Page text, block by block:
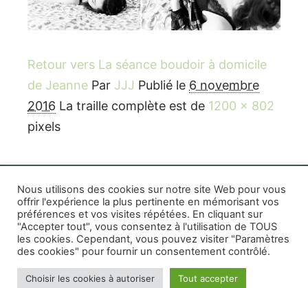
Retour vers La séance boudoir à domicile
de Jeanne Par JJJ Publié le 6 novembre
2016 La traille complète est de 1200 × 802
pixels
Rife WordPress Theme|Photographe boudoir et
photo thérapeutique Montréal Lille Avignon
Photographe mariage et famille Montréal|
Photographe commercial Montréal
Mentions
Nous utilisons des cookies sur notre site Web pour vous
offrir l'expérience la plus pertinente en mémorisant vos
préférences et vos visites répétées. En cliquant sur
"Accepter tout", vous consentez à l'utilisation de TOUS
les cookies. Cependant, vous pouvez visiter "Paramètres
des cookies" pour fournir un consentement contrôlé.
Choisir les cookies à autoriser Tout accepter